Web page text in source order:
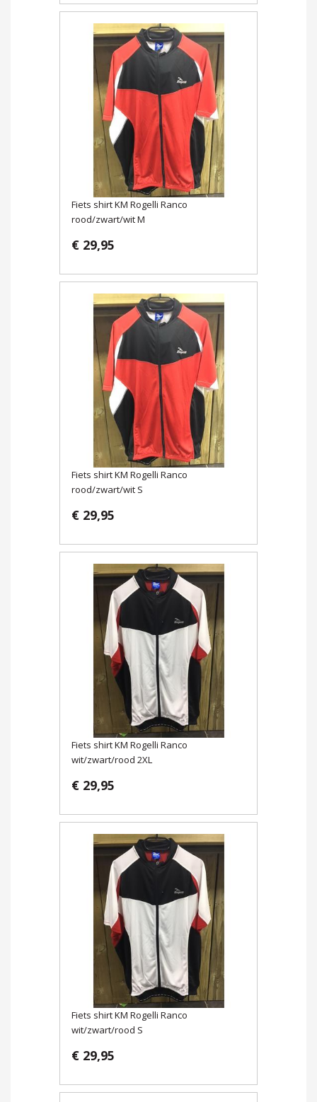
Fiets shirt KM Rogelli Ranco
rood/zwart/wit M
€ 29,95
Fiets shirt KM Rogelli Ranco
rood/zwart/wit S
€ 29,95
Fiets shirt KM Rogelli Ranco
wit/zwart/rood 2XL
€ 29,95
Fiets shirt KM Rogelli Ranco
wit/zwart/rood S
€ 29,95